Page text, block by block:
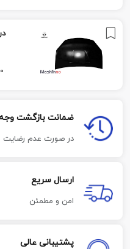
ضمانت بازگشت وجه
در صورت عدم رضایت
ارسال سریع
امن و مطمئن
پشتیبانی عالی